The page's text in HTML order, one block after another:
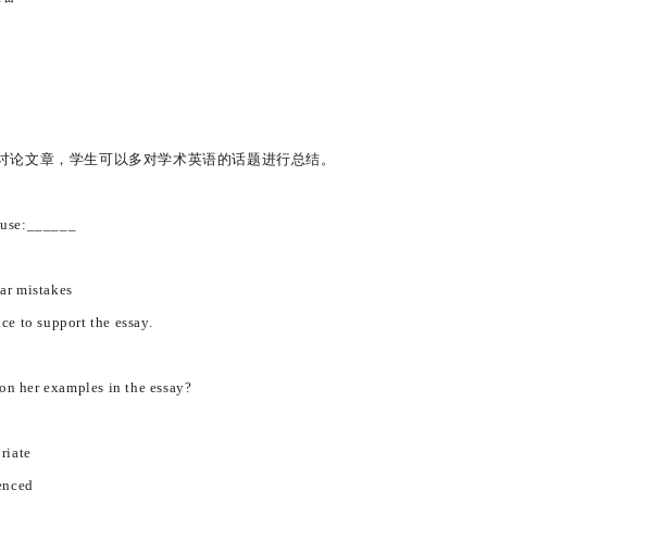
文章，学生可以多对学术英语的话题进行总结。
mistakes
to support the essay.
her examples in the essay?